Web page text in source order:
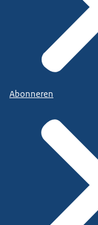
Abonneren